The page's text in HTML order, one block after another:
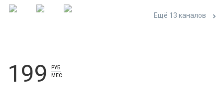
Ещё 13 каналов
199
РУБ
МЕС